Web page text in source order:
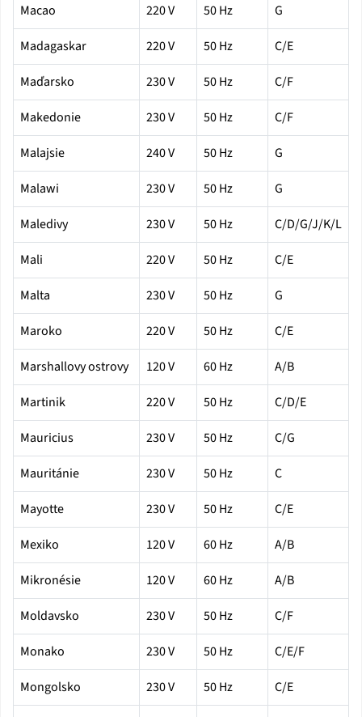
Macao
220 V 50 Hz
G
Madagaskar
220 V 50 Hz
C/E
Maďarsko
230 V 50 Hz
C/F
Makedonie
230 V 50 Hz
C/F
Malajsie
240 V 50 Hz
G
Malawi
230 V 50 Hz
G
Maledivy
230 V 50 Hz
C/D/G/J/K/L
Mali
220 V 50 Hz
C/E
Malta
230 V 50 Hz
G
Maroko
220 V 50 Hz
C/E
Marshallovy ostrovy
120 V 60 Hz
A/B
Martinik
220 V 50 Hz
C/D/E
Mauricius
230 V 50 Hz
C/G
Mauritánie
230 V 50 Hz
C
Mayotte
230 V 50 Hz
C/E
Mexiko
120 V 60 Hz
A/B
Mikronésie
120 V 60 Hz
A/B
Moldavsko
230 V 50 Hz
C/F
Monako
230 V 50 Hz
C/E/F
Mongolsko
230 V 50 Hz
C/E